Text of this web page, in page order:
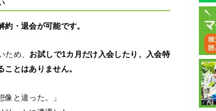
約・退会が可能です。
ため、 お試しで1カ月だけ入会したり、入会特
とはありません。
像と違った。」